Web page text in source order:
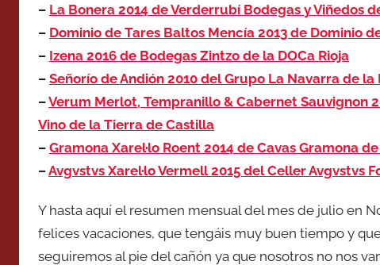
– La Bonera 2014 de Verderrubí Bodegas y Viñedos
– Dominio de Tares Baltos Mencía 2013 de Dominio
– Izena 2016 de Bodegas Zintzo de la DOCa Rioja
– Señorío de Andión 2010 del Grupo La Navarra de la
–Verum Merlot, Tempranillo & Cabernet Sauvignon
Vino de la Tierra de Castilla
– Gramona Xarel·lo Roent 2014 de Cavas Gramona
–Avgvstvs Xarel·lo Vermell 2015 del Celler Avgvstvs
Y hasta aquí el resumen mensual del mes de julio en
felices vacaciones, que tengáis muy buen tiempo y
seguiremos al pie del cañón ya que nosotros no nos